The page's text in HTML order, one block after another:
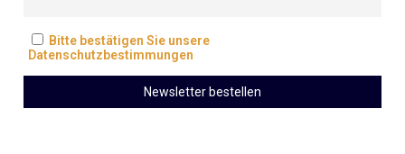
Bitte bestätigen Sie unsere
Datenschutzbestimmungen